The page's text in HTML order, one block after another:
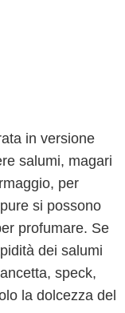
in versione
salumi, magari
per
si possono
profumare. Se
dei salumi
speck,
la dolcezza del